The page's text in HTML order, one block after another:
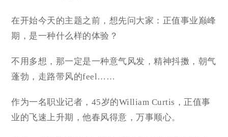
在开始今天的主题之前，想先问大家：正值事业巅峰
期，是一种什么样的体验？
不用多想，那一定是一种意气风发，精神抖擞，朝气
蓬勃，走路带风的feel……
作为一名职业记者，45岁的William Curtis，正值事
业的飞速上升期，他春风得意，万事顺心。